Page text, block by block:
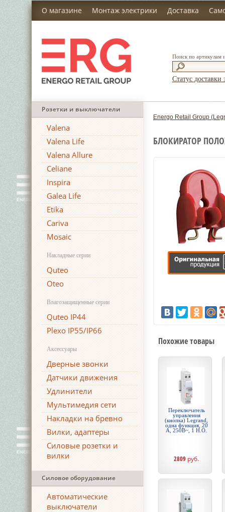
О магазине Монтаж электрики Доставка
Поиск по артикулам
Статус доставки
Розетки и выключатели
Valena
Valena Life
Valena Allure
Celiane
Inspira
Galea Life
Etika
Cariva
Mosaic
Накладные серии
Quteo
Oteo
Влагозащищенные серии
Quteo IP44
Plexo IP55/IP66
Аксессуары
Дверные звонки
Датчики движения
Удлинители
Мультимедия сети
Накладки на бревно
Вилки, адаптеры
Силовые розетки и
вилки
Силовое оборудование
Автоматические
выключатели
Energo Retail Group
БЛОКИРАТОР
Похожие товары
Переключатель
управления
(кнопка) Legrand,
одна функция, 20
А, 250В~, 1 Н.О.
2809 руб.